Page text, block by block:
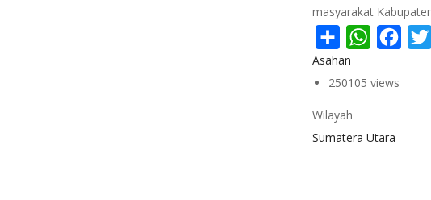
masyarakat
Share WhatsApp
Asahan
250105 views
Wilayah
Sumatera Utara